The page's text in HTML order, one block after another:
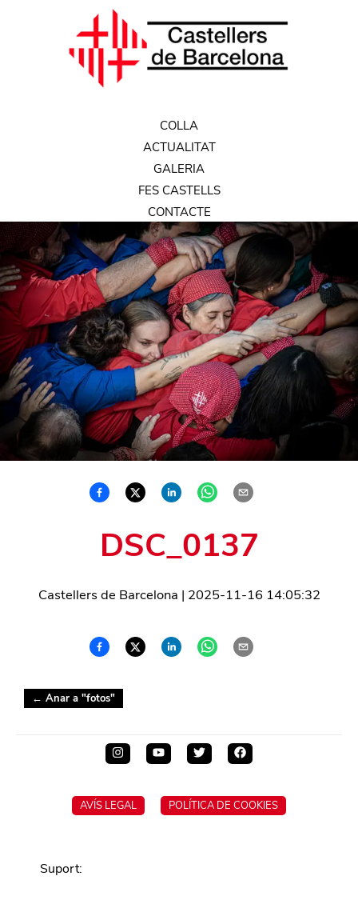
COLLA
ACTUALITAT
GALERIA
FES CASTELLS
CONTACTE
DSC_0137
Castellers de Barcelona | 2025-11-16 14:05:32
← Anar a "fotos"
AVÍS LEGAL POLÍTICA DE COOKIES
Suport: